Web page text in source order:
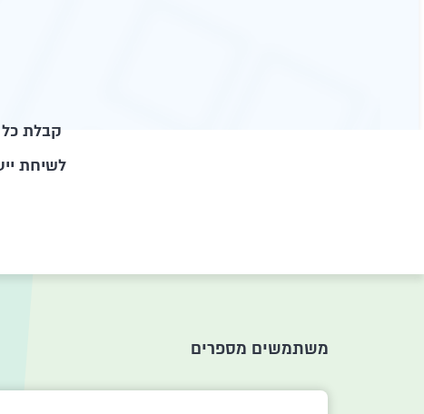
קבלת כל
לשיחת
משתמשים מספרים